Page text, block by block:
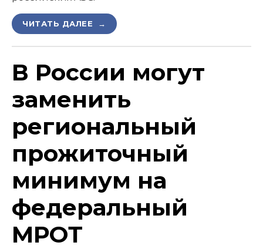
ЧИТАТЬ ДАЛЕЕ →
В России могут
заменить
региональный
прожиточный
минимум на
федеральный
МРОТ